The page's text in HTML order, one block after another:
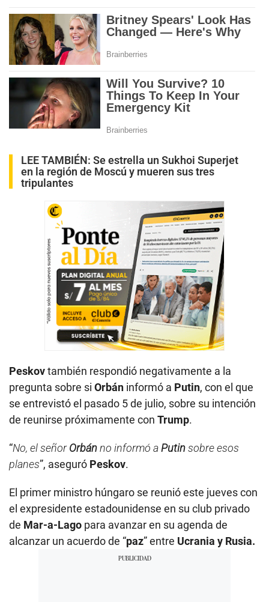
LEE TAMBIÉN: Se estrella un Sukhoi Superjet
en la región de Moscú y mueren sus tres
tripulantes
Peskovtambién respondió negativamente a la
pregunta sobre si Orbán informó a Putin, con el que
se entrevistó el pasado 5 de julio, sobre su intención
de reunirse próximamente con Trump.
“No, el señorOrbánno informó aPutinsobre esos
planes”, aseguró Peskov.
El primer ministro húngaro se reunió este jueves con
el expresidente estadounidense en su club privado
de Mar-a-Lago para avanzar en su agenda de
alcanzar un acuerdo de “paz” entre Ucrania y Rusia.